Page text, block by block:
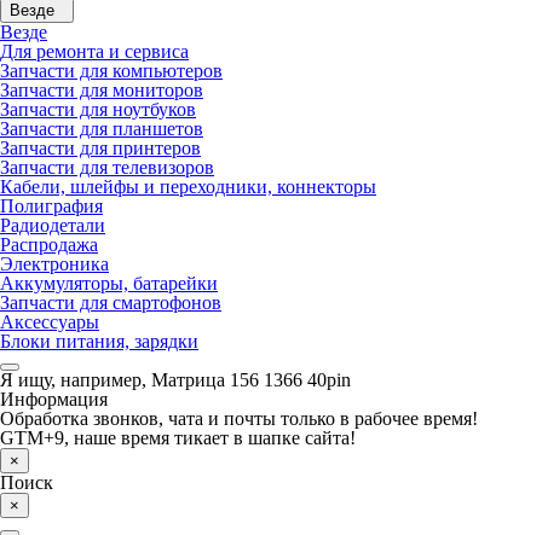
Везде
Везде
Для ремонта и сервиса
Запчасти для компьютеров
Запчасти для мониторов
Запчасти для ноутбуков
Запчасти для планшетов
Запчасти для принтеров
Запчасти для телевизоров
Кабели, шлейфы и переходники, коннекторы
Полиграфия
Радиодетали
Распродажа
Электроника
Аккумуляторы, батарейки
Запчасти для смартофонов
Аксессуары
Блоки питания, зарядки
Я ищу, например, Матрица 156 1366 40pin
Информация
Обработка звонков, чата и почты только в рабочее время!
GTM+9, наше время тикает в шапке сайта!
×
Поиск
×